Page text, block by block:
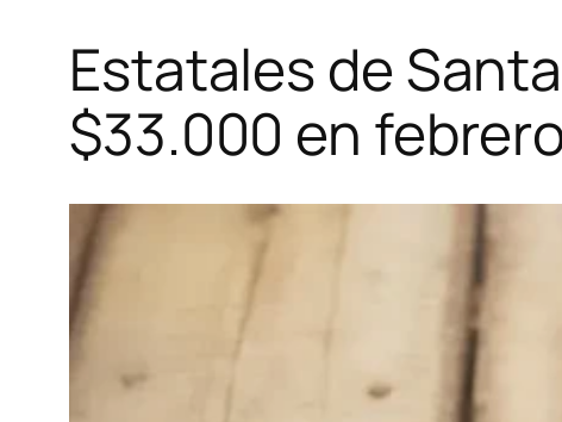
Estatales de
$33.000 en